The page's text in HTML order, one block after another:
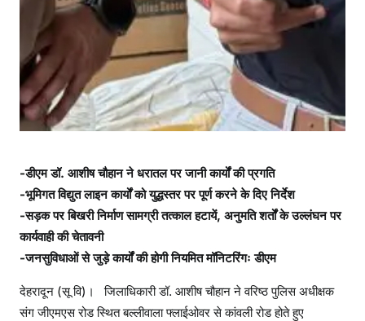
-डीएम डॉ. आशीष चौहान ने धरातल पर जानी कार्यों की प्रगति
-भूमिगत विद्युत लाइन कार्यों को युद्धस्तर पर पूर्ण करने के दिए निर्देश
-सड़क पर बिखरी निर्माण सामग्री तत्काल हटायें, अनुमति शर्तों के उल्लंघन पर
कार्यवाही की चेतावनी
-जनसुविधाओं से जुड़े कार्यों की होगी नियमित मॉनिटरिंगः डीएम
देहरादून (सू वि)। जिलाधिकारी डॉ. आशीष चौहान ने वरिष्ठ पुलिस अधीक्षक
संग जीएमएस रोड स्थित बल्लीवाला फ्लाईओवर से कांवली रोड होते हुए